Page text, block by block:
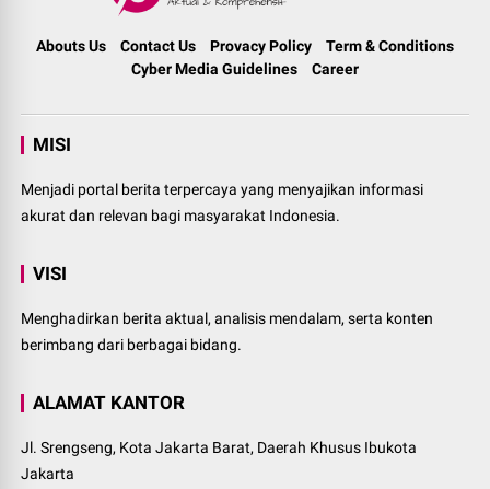
Abouts Us Contact Us Provacy Policy
Term & Conditions
Cyber Media Guidelines
Career
MISI
Menjadi portal berita terpercaya yang menyajikan informasi
akurat dan relevan bagi masyarakat Indonesia.
VISI
Menghadirkan berita aktual, analisis mendalam, serta konten
berimbang dari berbagai bidang.
ALAMAT KANTOR
Jl. Srengseng, Kota Jakarta Barat, Daerah Khusus Ibukota
Jakarta